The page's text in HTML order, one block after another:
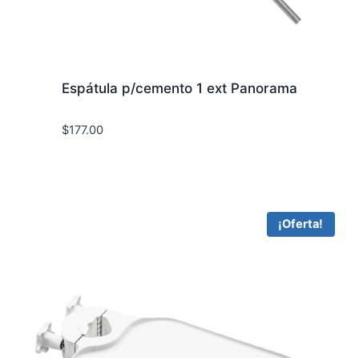
Espátula p/cemento 1 ext Panorama
$177.00
¡Oferta!